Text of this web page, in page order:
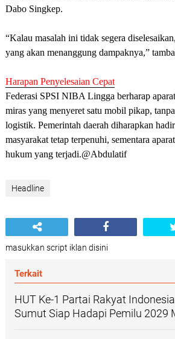
Dabo Singkep.
“Kalau masalah ini tidak segera
yang akan menanggung dampaknya,”
Harapan Penyelesaian Cepat
Federasi SPSI NIBA Lingga berharap
miras yang menyeret satu mobil pikap,
logistik. Pemerintah daerah diharapkan
masyarakat tetap terpenuhi, sementara
hukum yang terjadi.@Abdulatif
Headline
masukkan script iklan disini
Terkait
HUT Ke-1 Partai Rakyat
Sumut Siap Hadapi Pemilu 2029